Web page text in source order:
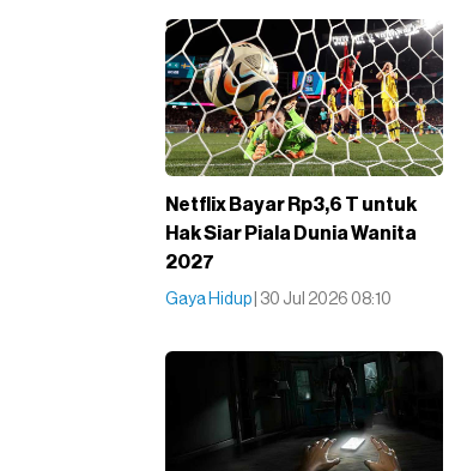
Netflix Bayar Rp3,6 T untuk
Hak Siar Piala Dunia Wanita
2027
Gaya Hidup | 30 Jul 2026 08:10